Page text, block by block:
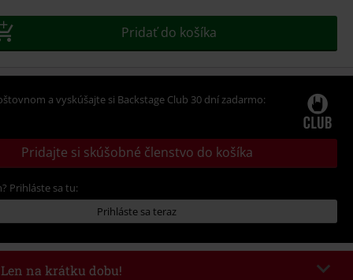
Pridať do košíka
a vyskúšajte si Backstage Club 30 dní zadarmo:
Pridajte si skúšobné členstvo do košíka
Prihláste sa tu:
Prihláste sa teraz
Len na krátku dobu!